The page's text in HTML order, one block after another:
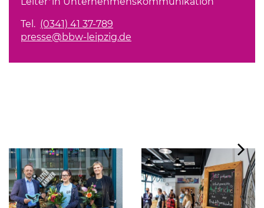
Tel. (0341) 41 37-789
presse@bbw-leipzig.de